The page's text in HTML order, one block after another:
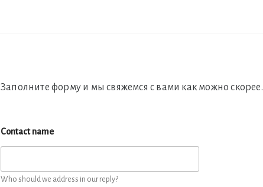
Заполните форму и мы свяжемся с вами как можно скорее.
Contact name
Who should we address in our reply?